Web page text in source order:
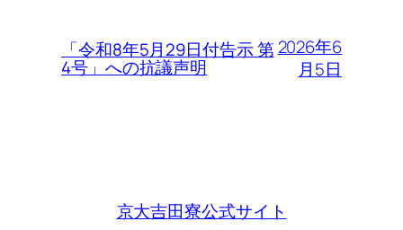
「令和8年5月29日付告示 第
4号」への抗議声明
2026年6
月5日
京大吉田寮公式サイト